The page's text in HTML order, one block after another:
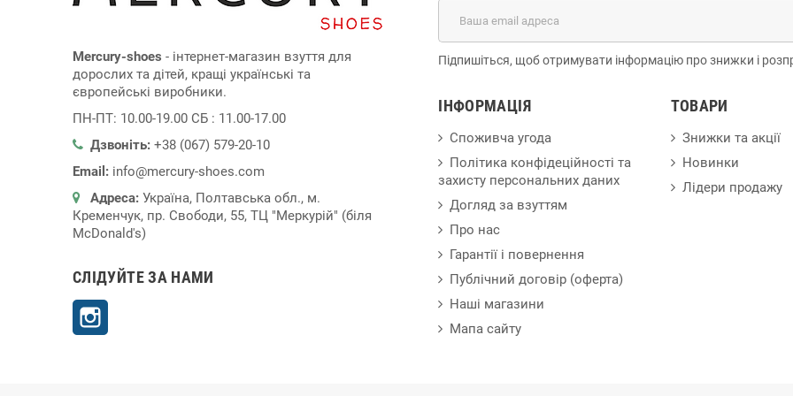
Mercury-shoes - інтернет-магазин взуття для
дорослих та дітей, кращі українські та
європейські виробники.
ПН-ПТ: 10.00-19.00 СБ : 11.00-17.00
Дзвоніть: +38 (067) 579-20-10
Email: info@mercury-shoes.com
Адреса: Україна, Полтавська обл., м.
Кременчук, пр. Свободи, 55, ТЦ "Меркурій" (біля
McDonald's)
СЛІДУЙТЕ ЗА НАМИ
Підпишіться, щоб отримувати інформацію про знижки і
ІНФОРМАЦІЯ
Споживча угода
Політика конфідеційності та
захисту персональних даних
Догляд за взуттям
Про нас
Гарантії і повернення
Публічний договір (оферта)
Наші магазини
Мапа сайту
ТОВАРИ
Знижки та акції
Новинки
Лідери продажу